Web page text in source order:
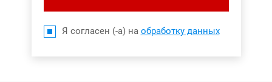
Я согласен (-а) на обработку данных